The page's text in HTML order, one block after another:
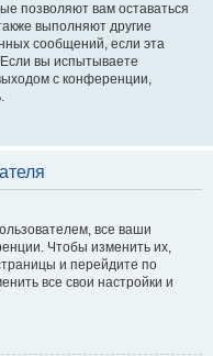
позволяют вам оставаться
выполняют другие
сообщений, если эта
вы испытываете
с конференции,
все ваши
Чтобы изменить их,
и перейдите по
все свои настройки и